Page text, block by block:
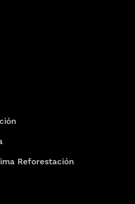
Reforestación